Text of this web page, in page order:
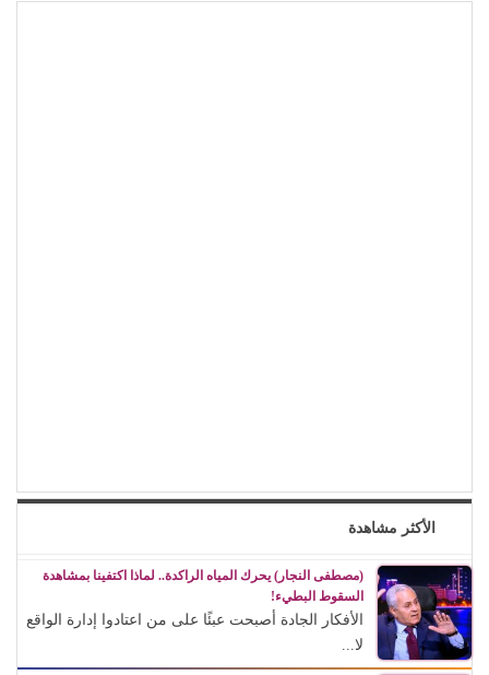
الأكثر مشاهدة
(مصطفى النجار) يحرك المياه الراكدة.. لماذا اكتفينا بمشاهدة
السقوط البطيء!
الأفكار الجادة أصبحت عبئًا على من اعتادوا إدارة الواقع
لا...